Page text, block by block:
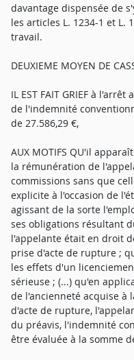
davantage dispensée de
les articles L. 1234-1 et L.
travail.
DEUXIEME MOYEN DE
IL EST FAIT GRIEF à
de l'indemnité
de 27.586,29 €,
AUX MOTIFS QU'il
la rémunération de
commissions sans que
explicite à l'occasion de
agissant de la sorte
ses obligations résultant
l'appelante était en droit
prise d'acte de rupture ;
les effets d'un
sérieuse ; (...) qu'en
de l'ancienneté acquise à
d'acte de rupture,
du préavis, l'indemnité
être évaluée à la somme